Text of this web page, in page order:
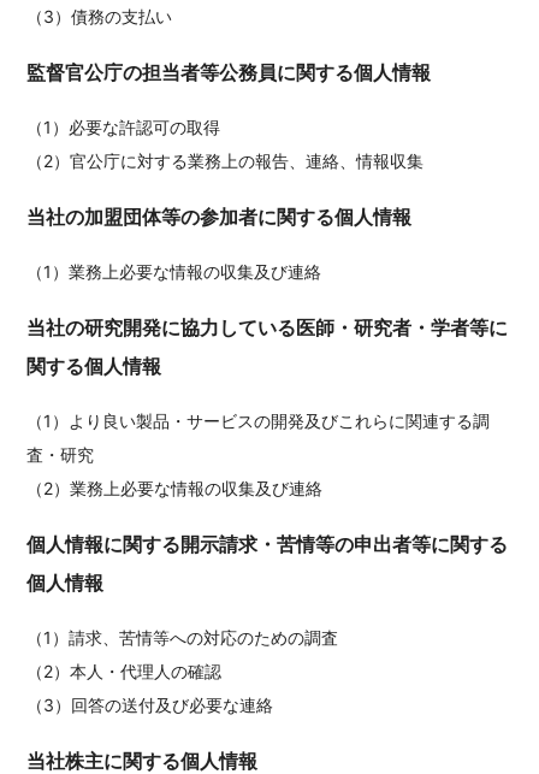
（3）債務の支払い
監督官公庁の担当者等公務員に関する個人情報
（1）必要な許認可の取得
（2）官公庁に対する業務上の報告、連絡、情報収集
当社の加盟団体等の参加者に関する個人情報
（1）業務上必要な情報の収集及び連絡
当社の研究開発に協力している医師・研究者・学者等に
関する個人情報
（1）より良い製品・サービスの開発及びこれらに関連する調
査・研究
（2）業務上必要な情報の収集及び連絡
個人情報に関する開示請求・苦情等の申出者等に関する
個人情報
（1）請求、苦情等への対応のための調査
（2）本人・代理人の確認
（3）回答の送付及び必要な連絡
当社株主に関する個人情報